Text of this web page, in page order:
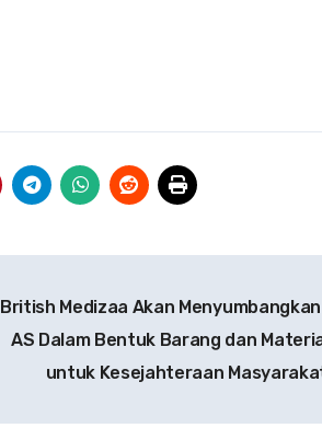
British Medizaa Akan
AS Dalam Bentuk Barang dan
untuk Kesejahteraan